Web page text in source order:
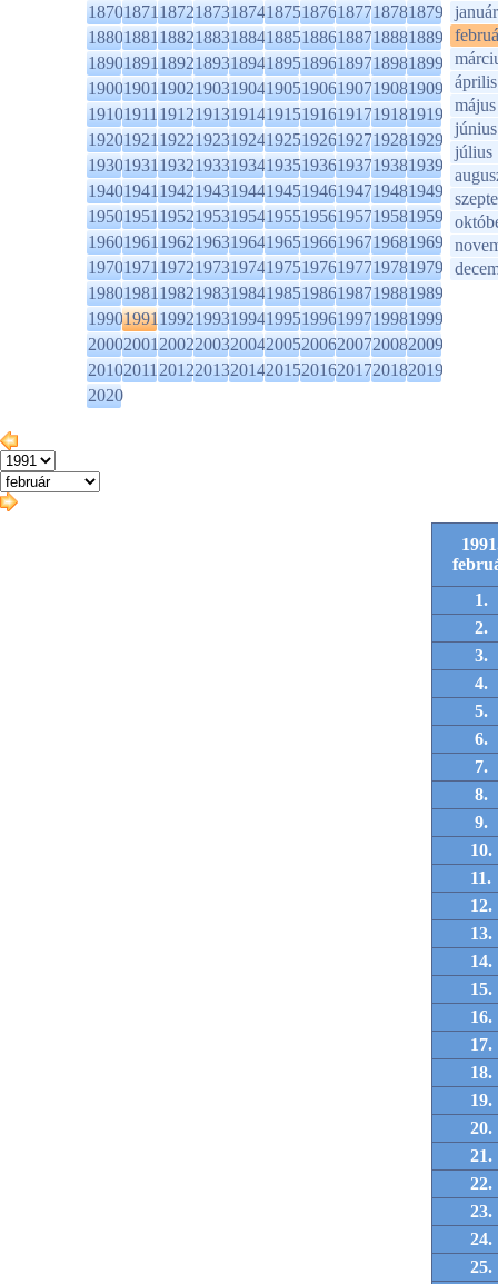
1870187118721873187418751876187718781879
1880188118821883188418851886188718881889
1890189118921893189418951896189718981899
1900190119021903190419051906190719081909
1910191119121913191419151916191719181919
1920192119221923192419251926192719281929
1930193119321933193419351936193719381939
1940194119421943194419451946194719481949
1950195119521953195419551956195719581959
1960196119621963196419651966196719681969
1970197119721973197419751976197719781979
1980198119821983198419851986198719881989
1990199119921993199419951996199719981999
2000200120022003200420052006200720082009
2010201120122013201420152016201720182019
2020
január
április
május
június
július
1.
2.
3.
4.
5.
6.
7.
8.
9.
10.
11.
12.
13.
14.
15.
16.
17.
18.
19.
20.
21.
22.
23.
24.
25.